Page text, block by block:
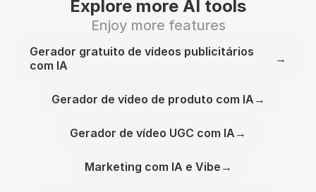
Explore more AI tools
Enjoy more features
Gerador gratuito de vídeos publicitários
com IA
→
Gerador de vídeo de produto com IA →
Gerador de vídeo UGC com IA →
Marketing com IA e Vibe →